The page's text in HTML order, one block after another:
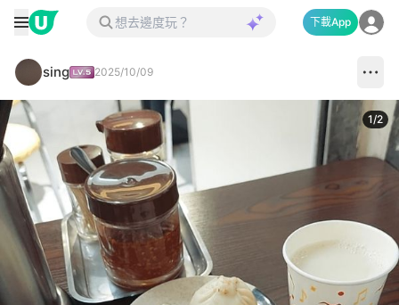
下載App
sing 2025/10/09
1/2